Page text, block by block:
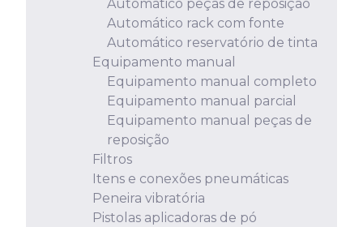
Automático peças de reposição
Automático rack com fonte
Automático reservatório de tinta
Equipamento manual
Equipamento manual completo
Equipamento manual parcial
Equipamento manual peças de
reposição
Filtros
Itens e conexões pneumáticas
Peneira vibratória
Pistolas aplicadoras de pó